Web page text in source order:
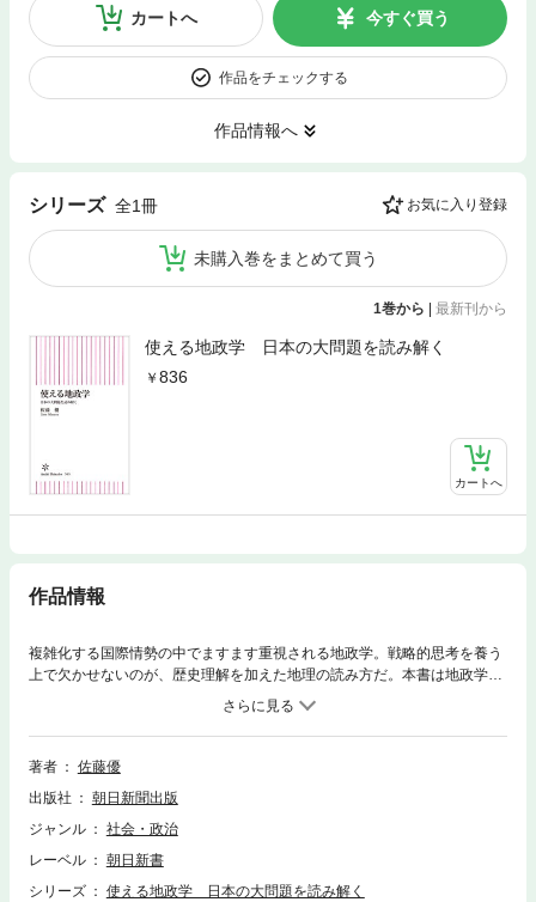
カートへ 今すぐ買う
作品をチェックする
作品情報へ
シリーズ 全1冊 お気に入り登録
未購入巻をまとめて買う
1巻から 最新刊から
使える地政学 日本の大問題を読み解く
836
カートへ
作品情報
複雑化する国際情勢の中でますます重視される地政学。戦略的思考を養う
上で欠かせないのが、歴史理解を加えた地理の読み方だ。本書は地政学の
入門書として、基本となる考え方とアプローチを情報のプロが伝授。ビジ
著者
佐藤優
出版社
朝日新聞出版
ジャンル
社会・政治
レーベル
朝日新書
シリーズ
使える地政学 日本の大問題を読み解く